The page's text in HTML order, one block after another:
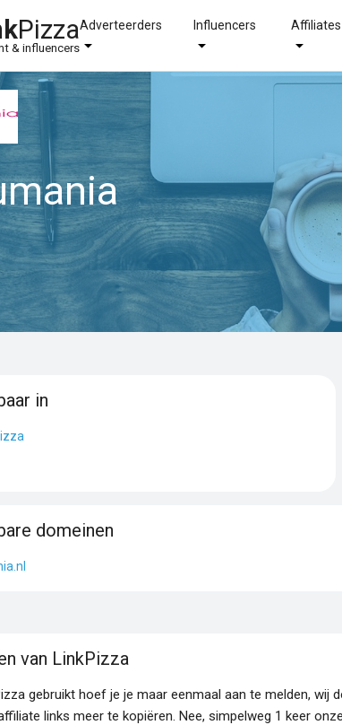
Pizza
& influencers
Adverteerders Influencers Affiliates
in
domeinen
van LinkPizza
gebruikt hoef je je maar eenmaal aan te melden, wij
links meer te kopiëren. Nee, simpelweg 1 keer